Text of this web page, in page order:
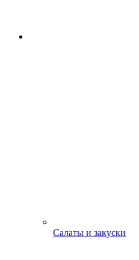
Салаты и закуски